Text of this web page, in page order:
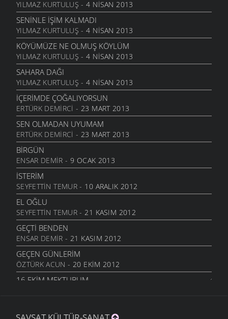
NATAŞA
6 MART 2006
ACABA
6 MART 2006
DOLUDUR
6 MART 2006
DAHASI VAR
6 MART 2006
ÖĞRETMENI GÖR
6 MART 2006
ÇORUH
6 MART 2006
SANA MUHTACIM
6 MART 2006
KALMADI
6 MART 2006
DÖRT İŞLEM
6 MART 2006
HASTANE
6 MART 2006
YOK OLDUM
6 MART 2006
YILMAZ KURTULUŞ - 4 NISAN 2013
SENINLE İŞIM KALMADI
YILMAZ KURTULUŞ - 4 NISAN 2013
KÖYÜMÜZE NE OLMUŞ KÖYLÜM
YILMAZ KURTULUŞ - 4 NISAN 2013
SAHARA DAĞI
YILMAZ KURTULUŞ - 4 NISAN 2013
İÇERIMDE ÇOĞALIYORSUN
ERTÜRK DEMIRCI - 23 MART 2013
SEN OLMADAN UYUMAM
ERTÜRK DEMIRCI - 23 MART 2013
BIRGÜN
ENSAR DEMIR - 9 OCAK 2013
İSTERIM
SEYFETTIN TEMUR- 10 ARALIK 2012
EL OĞLU
SEYFETTIN TEMUR- 21 KASIM 2012
GEÇTI BENDEN
ENSAR DEMIR - 21 KASIM 2012
GEÇEN GÜNLERIM
ÖZTÜRK ACUN - 20 EKIM 2012
16.EKIM MEKTUBUM
KIBAR ALTUNAL- 5 EKIM 2012